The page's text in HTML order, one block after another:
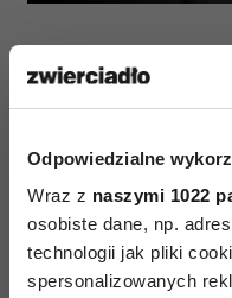
Odpowiedzialne
Wraz z naszymi 1022
osobiste dane, np.
technologii jak pliki
spersonalizowanych